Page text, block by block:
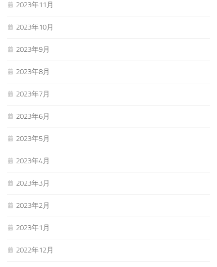
2023年11月
2023年10月
2023年9月
2023年8月
2023年7月
2023年6月
2023年5月
2023年4月
2023年3月
2023年2月
2023年1月
2022年12月